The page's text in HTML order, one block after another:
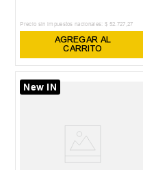
Precio sin impuestos nacionales: $ 52.727 ,27
AGREGAR AL
CARRITO
New IN